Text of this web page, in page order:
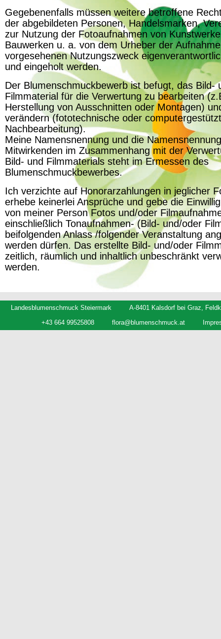
Gegebenenfalls müssen weitere betroffene
der abgebildeten Personen, Handelsmarken,
zur Nutzung der Fotoaufnahmen von
Bauwerken u. a. von dem Urheber der
vorgesehenen Nutzungszweck
und eingeholt werden.
Der Blumenschmuckbewerb ist befugt, das Bild-
Filmmaterial für die Verwertung zu bearbeiten
Herstellung von Ausschnitten oder Montagen)
verändern (fototechnische oder
Nachbearbeitung).
Meine Namensnennung und die
Mitwirkenden im Zusammenhang mit der
Bild- und Filmmaterials steht im Ermessen des
Blumenschmuckbewerbes.
Ich verzichte auf Honorarzahlungen in jeglicher
erhebe keinerlei Ansprüche und gebe die
von meiner Person Fotos und/oder
einschließlich Tonaufnahmen- (Bild- und/oder
beifolgenden Anlass /folgender Veranstaltung
werden dürfen. Das erstellte Bild- und/oder
zeitlich, räumlich und inhaltlich unbeschränkt
werden.
Landesblumenschmuck Steiermark
A-8401 Kalsdorf bei Graz,
+43 664 99525808
flora@blumenschmuck.at